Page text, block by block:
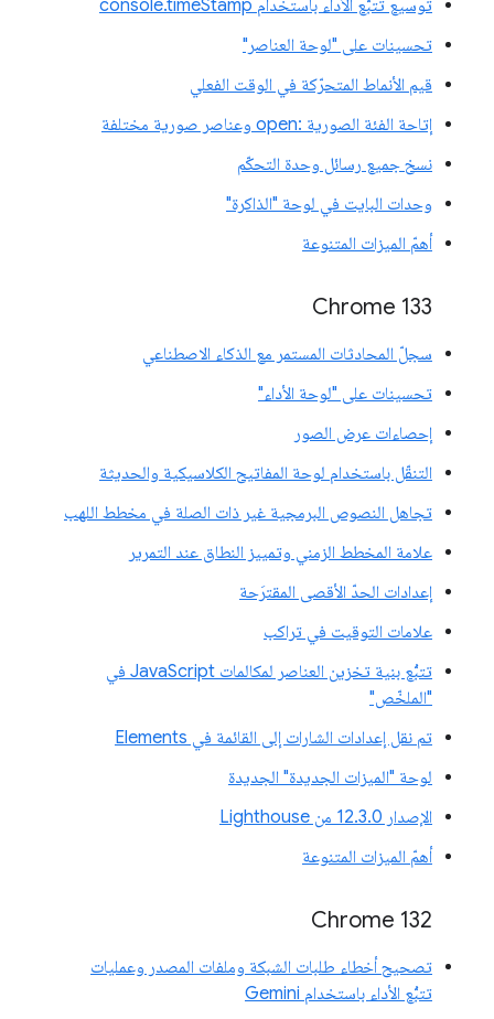
توسيع تتبُّع الأداء باستخدام console.timeStamp
تحسينات على "لوحة العناصر"
قيم الأنماط المتحرّكة في الوقت الفعلي
إتاحة الفئة الصورية :open وعناصر صورية مختلفة
نسخ جميع رسائل وحدة التحكّم
وحدات البايت في لوحة "الذاكرة"
أهمّ الميزات المتنوعة
‫Chrome 133
سجلّ المحادثات المستمر مع الذكاء الاصطناعي
تحسينات على "لوحة الأداء"
إحصاءات عرض الصور
التنقّل باستخدام لوحة المفاتيح الكلاسيكية والحديثة
تجاهل النصوص البرمجية غير ذات الصلة في مخطط اللهب
علامة المخطط الزمني وتمييز النطاق عند التمرير
إعدادات الحدّ الأقصى المقترَحة
علامات التوقيت في تراكب
تتبُّع بنية تخزين العناصر لمكالمات JavaScript في
"الملخّص"
تم نقل إعدادات الشارات إلى القائمة في Elements
لوحة "الميزات الجديدة" الجديدة
الإصدار 12.3.0 من Lighthouse
أهمّ الميزات المتنوعة
Chrome 132
تصحيح أخطاء طلبات الشبكة وملفات المصدر وعمليات
تتبُّع الأداء باستخدام Gemini